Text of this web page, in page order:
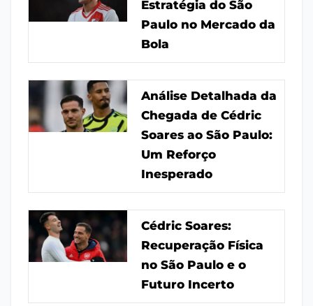
Estratégia do São
Paulo no Mercado da
Bola
Análise Detalhada da
Chegada de Cédric
Soares ao São Paulo:
Um Reforço
Inesperado
Cédric Soares:
Recuperação Física
no São Paulo e o
Futuro Incerto